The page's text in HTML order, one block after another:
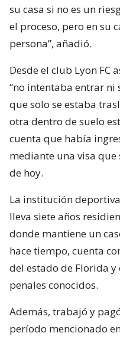
su casa si no es un
el proceso, pero en su
persona”, añadió.
Desde el club Lyon FC
“no intentaba entrar ni
que solo se estaba
otra dentro de suelo
cuenta que había
mediante una visa que
de hoy.
La institución
lleva siete años
donde mantiene un
hace tiempo, cuenta
del estado de Florida y
penales conocidos.
Además, trabajó y
período mencionado